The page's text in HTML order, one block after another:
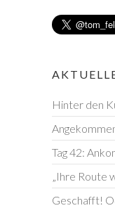
Hinter den
Tag 42:
„Ihre Route
Geschafft!